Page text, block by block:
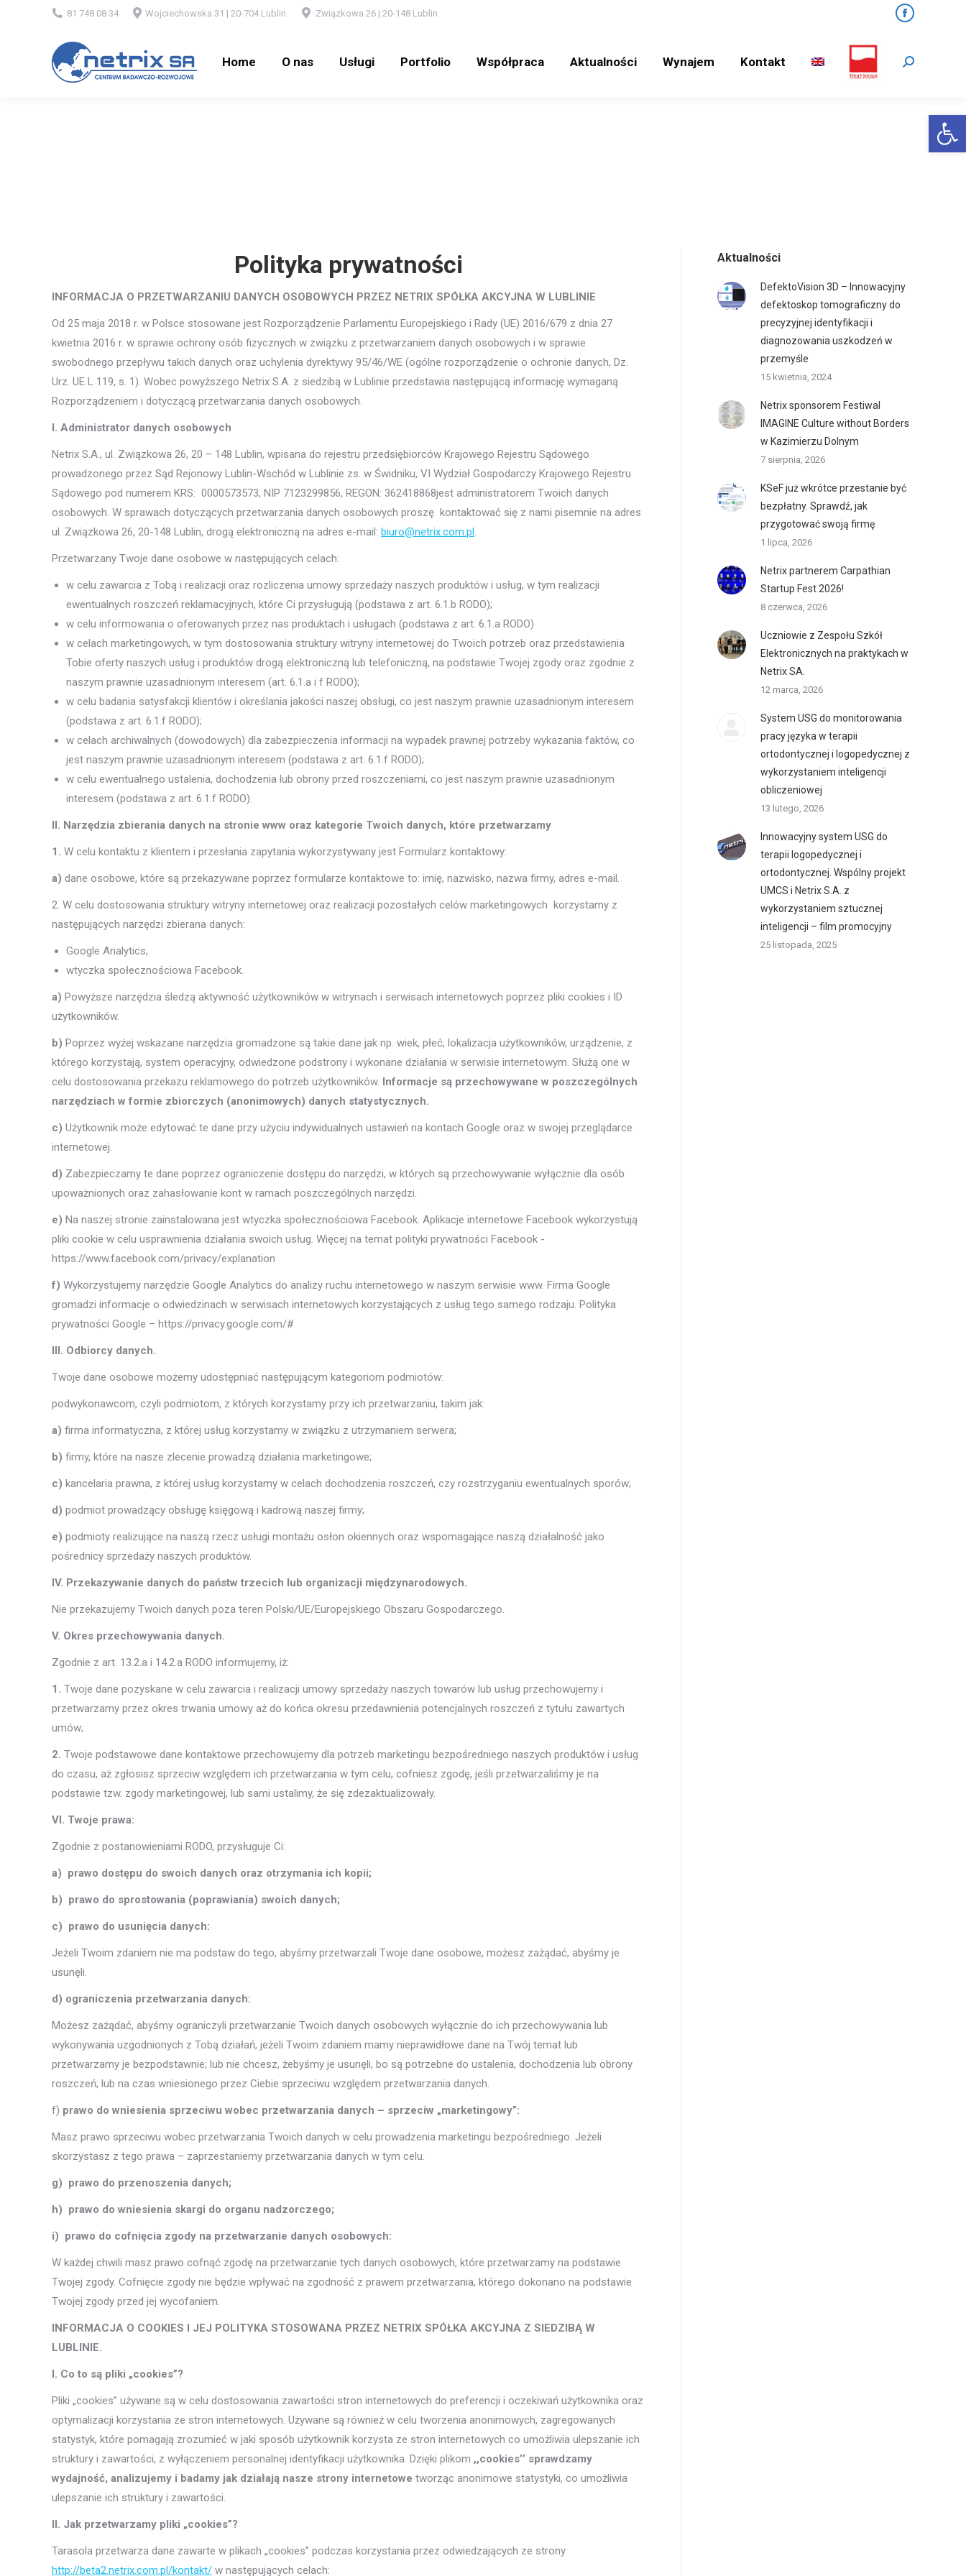
81 748 08 34 Wojciechowska 31 | 20-704 Lublin Związkowa 26 | 20-148 Lublin
Facebook
Home O nas Usługi Portfolio Współpraca Aktualności Wynajem Kontakt Search:
Polityka prywatności
INFORMACJA O PRZETWARZANIU DANYCH OSOBOWYCH PRZEZ NETRIX SPÓŁKA AKCYJNA W LUBLINIE
Od 25 maja 2018 r. w Polsce stosowane jest Rozporządzenie Parlamentu Europejskiego i Rady (UE) 2016/679 z dnia 27
kwietnia 2016 r. w sprawie ochrony osób fizycznych w związku z przetwarzaniem danych osobowych i w sprawie
swobodnego przepływu takich danych oraz uchylenia dyrektywy 95/46/WE (ogólne rozporządzenie o ochronie danych, Dz.
Urz. UE L 119, s. 1). Wobec powyższego Netrix S.A. z siedzibą w Lublinie przedstawia następującą informację wymaganą
Rozporządzeniem i dotyczącą przetwarzania danych osobowych.
I. Administrator danych osobowych
Netrix S.A., ul. Związkowa 26, 20 – 148 Lublin, wpisana do rejestru przedsiębiorców Krajowego Rejestru Sądowego
prowadzonego przez Sąd Rejonowy Lublin-Wschód w Lublinie zs. w Świdniku, VI Wydział Gospodarczy Krajowego Rejestru
Sądowego pod numerem KRS: 0000573573, NIP 7123299856, REGON: 362418868jest administratorem Twoich danych
osobowych. W sprawach dotyczących przetwarzania danych osobowych proszę kontaktować się z nami pisemnie na adres
ul. Związkowa 26, 20-148 Lublin, drogą elektroniczną na adres e-mail: biuro@netrix.com.pl.
Przetwarzany Twoje dane osobowe w następujących celach:
w celu zawarcia z Tobą i realizacji oraz rozliczenia umowy sprzedaży naszych produktów i usług, w tym realizacji
ewentualnych roszczeń reklamacyjnych, które Ci przysługują (podstawa z art. 6.1.b RODO);
w celu informowania o oferowanych przez nas produktach i usługach (podstawa z art. 6.1.a RODO)
w celach marketingowych, w tym dostosowania struktury witryny internetowej do Twoich potrzeb oraz przedstawienia
Tobie oferty naszych usług i produktów drogą elektroniczną lub telefoniczną, na podstawie Twojej zgody oraz zgodnie z
naszym prawnie uzasadnionym interesem (art. 6.1.a i f RODO);
w celu badania satysfakcji klientów i określania jakości naszej obsługi, co jest naszym prawnie uzasadnionym interesem
(podstawa z art. 6.1.f RODO);
w celach archiwalnych (dowodowych) dla zabezpieczenia informacji na wypadek prawnej potrzeby wykazania faktów, co
jest naszym prawnie uzasadnionym interesem (podstawa z art. 6.1.f RODO);
w celu ewentualnego ustalenia, dochodzenia lub obrony przed roszczeniami, co jest naszym prawnie uzasadnionym
interesem (podstawa z art. 6.1.f RODO).
II. Narzędzia zbierania danych na stronie www oraz kategorie Twoich danych, które przetwarzamy
1. W celu kontaktu z klientem i przesłania zapytania wykorzystywany jest Formularz kontaktowy:
a) dane osobowe, które są przekazywane poprzez formularze kontaktowe to: imię, nazwisko, nazwa firmy, adres e-mail.
2. W celu dostosowania struktury witryny internetowej oraz realizacji pozostałych celów marketingowych korzystamy z
następujących narzędzi zbierana danych:
Google Analytics,
wtyczka społecznościowa Facebook.
a) Powyższe narzędzia śledzą aktywność użytkowników w witrynach i serwisach internetowych poprzez pliki cookies i ID
użytkowników.
b) Poprzez wyżej wskazane narzędzia gromadzone są takie dane jak np. wiek, płeć, lokalizacja użytkowników, urządzenie, z
którego korzystają, system operacyjny, odwiedzone podstrony i wykonane działania w serwisie internetowym. Służą one w
celu dostosowania przekazu reklamowego do potrzeb użytkowników. Informacje są przechowywane w poszczególnych
narzędziach w formie zbiorczych (anonimowych) danych statystycznych.
c) Użytkownik może edytować te dane przy użyciu indywidualnych ustawień na kontach Google oraz w swojej przeglądarce
internetowej.
d) Zabezpieczamy te dane poprzez ograniczenie dostępu do narzędzi, w których są przechowywanie wyłącznie dla osób
upoważnionych oraz zahasłowanie kont w ramach poszczególnych narzędzi.
e) Na naszej stronie zainstalowana jest wtyczka społecznościowa Facebook. Aplikacje internetowe Facebook wykorzystują
pliki cookie w celu usprawnienia działania swoich usług. Więcej na temat polityki prywatności Facebook -
https://www.facebook.com/privacy/explanation
f) Wykorzystujemy narzędzie Google Analytics do analizy ruchu internetowego w naszym serwisie www. Firma Google
gromadzi informacje o odwiedzinach w serwisach internetowych korzystających z usług tego samego rodzaju. Polityka
prywatności Google – https://privacy.google.com/#
III. Odbiorcy danych.
Twoje dane osobowe możemy udostępniać następującym kategoriom podmiotów:
podwykonawcom, czyli podmiotom, z których korzystamy przy ich przetwarzaniu, takim jak:
a) firma informatyczna, z której usług korzystamy w związku z utrzymaniem serwera;
b) firmy, które na nasze zlecenie prowadzą działania marketingowe;
c) kancelaria prawna, z której usług korzystamy w celach dochodzenia roszczeń, czy rozstrzyganiu ewentualnych sporów;
d) podmiot prowadzący obsługę księgową i kadrową naszej firmy;
e) podmioty realizujące na naszą rzecz usługi montażu osłon okiennych oraz wspomagające naszą działalność jako
pośrednicy sprzedaży naszych produktów.
IV. Przekazywanie danych do państw trzecich lub organizacji międzynarodowych.
Nie przekazujemy Twoich danych poza teren Polski/UE/Europejskiego Obszaru Gospodarczego.
V. Okres przechowywania danych.
Zgodnie z art. 13.2.a i 14.2.a RODO informujemy, iż:
1. Twoje dane pozyskane w celu zawarcia i realizacji umowy sprzedaży naszych towarów lub usług przechowujemy i
przetwarzamy przez okres trwania umowy aż do końca okresu przedawnienia potencjalnych roszczeń z tytułu zawartych
umów;
2. Twoje podstawowe dane kontaktowe przechowujemy dla potrzeb marketingu bezpośredniego naszych produktów i usług
do czasu, aż zgłosisz sprzeciw względem ich przetwarzania w tym celu, cofniesz zgodę, jeśli przetwarzaliśmy je na
podstawie tzw. zgody marketingowej, lub sami ustalimy, że się zdezaktualizowały.
VI. Twoje prawa:
Zgodnie z postanowieniami RODO, przysługuje Ci:
a) prawo dostępu do swoich danych oraz otrzymania ich kopii;
b) prawo do sprostowania (poprawiania) swoich danych;
c) prawo do usunięcia danych:
Jeżeli Twoim zdaniem nie ma podstaw do tego, abyśmy przetwarzali Twoje dane osobowe, możesz zażądać, abyśmy je
usunęli.
d) ograniczenia przetwarzania danych:
Możesz zażądać, abyśmy ograniczyli przetwarzanie Twoich danych osobowych wyłącznie do ich przechowywania lub
wykonywania uzgodnionych z Tobą działań, jeżeli Twoim zdaniem mamy nieprawidłowe dane na Twój temat lub
przetwarzamy je bezpodstawnie; lub nie chcesz, żebyśmy je usunęli, bo są potrzebne do ustalenia, dochodzenia lub obrony
roszczeń; lub na czas wniesionego przez Ciebie sprzeciwu względem przetwarzania danych.
f) prawo do wniesienia sprzeciwu wobec przetwarzania danych – sprzeciw „marketingowy”:
Masz prawo sprzeciwu wobec przetwarzania Twoich danych w celu prowadzenia marketingu bezpośredniego. Jeżeli
skorzystasz z tego prawa – zaprzestaniemy przetwarzania danych w tym celu.
g) prawo do przenoszenia danych;
h) prawo do wniesienia skargi do organu nadzorczego;
i) prawo do cofnięcia zgody na przetwarzanie danych osobowych:
W każdej chwili masz prawo cofnąć zgodę na przetwarzanie tych danych osobowych, które przetwarzamy na podstawie
Twojej zgody. Cofnięcie zgody nie będzie wpływać na zgodność z prawem przetwarzania, którego dokonano na podstawie
Twojej zgody przed jej wycofaniem.
INFORMACJA O COOKIES I JEJ POLITYKA STOSOWANA PRZEZ NETRIX SPÓŁKA AKCYJNA Z SIEDZIBĄ W
LUBLINIE.
I. Co to są pliki „cookies”?
Pliki „cookies” używane są w celu dostosowania zawartości stron internetowych do preferencji i oczekiwań użytkownika oraz
optymalizacji korzystania ze stron internetowych. Używane są również w celu tworzenia anonimowych, zagregowanych
statystyk, które pomagają zrozumieć w jaki sposób użytkownik korzysta ze stron internetowych co umożliwia ulepszanie ich
struktury i zawartości, z wyłączeniem personalnej identyfikacji użytkownika. Dzięki plikom ,,cookies’’ sprawdzamy
wydajność, analizujemy i badamy jak działają nasze strony internetowe tworząc anonimowe statystyki, co umożliwia
ulepszanie ich struktury i zawartości.
II. Jak przetwarzamy pliki „cookies”?
Tarasola przetwarza dane zawarte w plikach „cookies” podczas korzystania przez odwiedzających ze strony
http://beta2.netrix.com.pl/kontakt/ w następujących celach:
Aktualności
DefektoVision 3D – Innowacyjny
defektoskop tomograficzny do
precyzyjnej identyfikacji i
diagnozowania uszkodzeń w
przemyśle
15 kwietnia, 2024
Netrix sponsorem Festiwal
IMAGINE Culture without Borders
w Kazimierzu Dolnym
7 sierpnia, 2026
KSeF już wkrótce przestanie być
bezpłatny. Sprawdź, jak
przygotować swoją firmę
1 lipca, 2026
Netrix partnerem Carpathian
Startup Fest 2026!
8 czerwca, 2026
Uczniowie z Zespołu Szkół
Elektronicznych na praktykach w
Netrix SA.
12 marca, 2026
System USG do monitorowania
pracy języka w terapii
ortodontycznej i logopedycznej z
wykorzystaniem inteligencji
obliczeniowej
13 lutego, 2026
Innowacyjny system USG do
terapii logopedycznej i
ortodontycznej. Wspólny projekt
UMCS i Netrix S.A. z
wykorzystaniem sztucznej
inteligencji – film promocyjny
25 listopada, 2025
Usługi Search: